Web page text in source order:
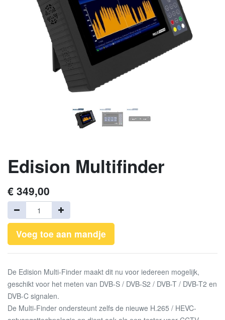
Edision Multifinder
€ 349,00
Voeg toe aan mandje
De Edision Multi-Finder maakt dit nu voor iedereen mogelijk,
geschikt voor het meten van DVB-S / DVB-S2 / DVB-T / DVB-T2 en
DVB-C signalen.
De Multi-Finder ondersteunt zelfs de nieuwe H.265 / HEVC-